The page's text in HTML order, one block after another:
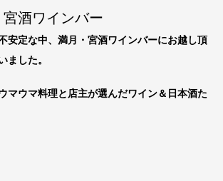
酒ワインバー
安定な中、満月・宮酒ワインバーにお越し頂
ました。
マウマ料理と店主が選んだワイン＆日本酒た